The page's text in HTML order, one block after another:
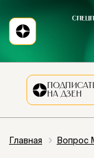
НА ДЗЕН
Главная Вопрос